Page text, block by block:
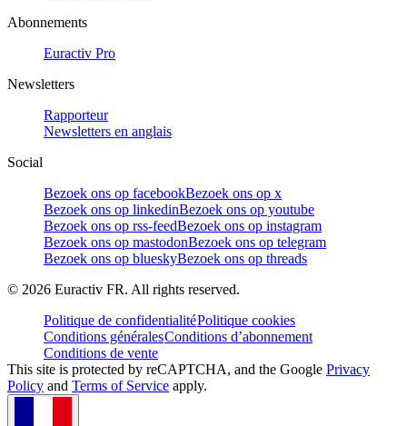
Abonnements
Euractiv Pro
Newsletters
Rapporteur
Newsletters en anglais
Social
Bezoek ons op facebookBezoek ons op x
Bezoek ons op linkedinBezoek ons op youtube
Bezoek ons op rss-feedBezoek ons op instagram
Bezoek ons op mastodonBezoek ons op telegram
Bezoek ons op blueskyBezoek ons op threads
© 2026 Euractiv FR. All rights reserved.
Politique de confidentialitéPolitique cookies
Conditions généralesConditions d’abonnement
Conditions de vente
This site is protected by reCAPTCHA, and the Google Privacy
Policy and Terms of Service apply.